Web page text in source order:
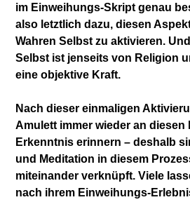
im Einweihungs-Skript genau
also letztlich dazu, diesen
Wahren Selbst zu aktivieren.
Selbst ist jenseits von Religion
eine objektive Kraft.
Nach dieser einmaligen
Amulett immer wieder an diesen
Erkenntnis erinnern – deshalb
und Meditation in diesem
miteinander verknüpft. Viele
nach ihrem Einweihungs-